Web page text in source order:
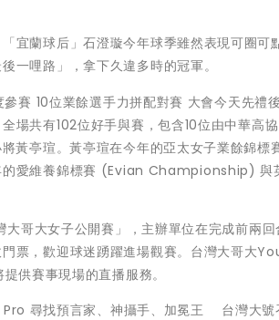
宜蘭球后」石澄璇今年球季雖然表現可圈
一哩路」，拿下久違多時的冠軍。
賽 10位業餘選手力拼配對賽 大會今天先
場共有102位好手與賽，包含10位由中華高
黃亭瑄。黃亭瑄在今年的亞太女子業餘錦
的愛維養錦標賽 (Evian Championship)
哥大女子公開賽」，主辦單位在完成前兩
票，歡迎球迷踴躍進場觀賽。台灣大哥大
供賽事現場的直播服務。
尋找預言家、神攝手、加冕王 台灣大號